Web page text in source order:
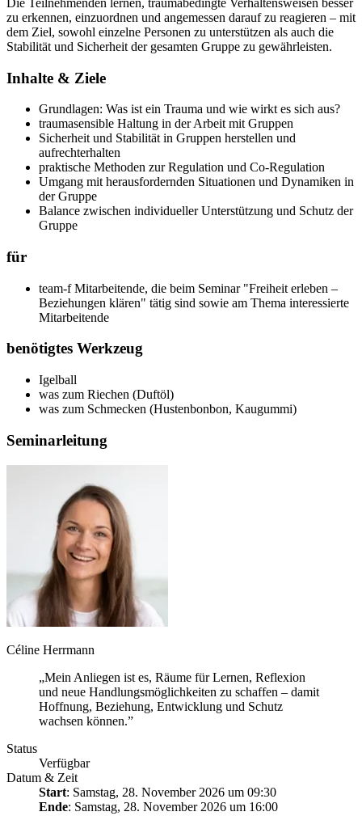
zu erkennen, einzuordnen und angemessen darauf zu reagieren – mit
dem Ziel, sowohl einzelne Personen zu unterstützen als auch die
Stabilität und Sicherheit der gesamten Gruppe zu gewährleisten.
Inhalte & Ziele
Grundlagen: Was ist ein Trauma und wie wirkt es sich aus?
traumasensible Haltung in der Arbeit mit Gruppen
Sicherheit und Stabilität in Gruppen herstellen und
aufrechterhalten
praktische Methoden zur Regulation und Co-Regulation
Umgang mit herausfordernden Situationen und Dynamiken in
der Gruppe
Balance zwischen individueller Unterstützung und Schutz der
Gruppe
für
team-f Mitarbeitende, die beim Seminar "Freiheit erleben –
Beziehungen klären" tätig sind sowie am Thema interessierte
Mitarbeitende
benötigtes Werkzeug
Igelball
was zum Riechen (Duftöl)
was zum Schmecken (Hustenbonbon, Kaugummi)
Seminarleitung
Céline Herrmann
„Mein Anliegen ist es, Räume für Lernen, Reflexion
und neue Handlungsmöglichkeiten zu schaffen – damit
Hoffnung, Beziehung, Entwicklung und Schutz
wachsen können.”
Status
Verfügbar
Datum & Zeit
Start: Samstag, 28. November 2026 um 09:30
Ende: Samstag, 28. November 2026 um 16:00